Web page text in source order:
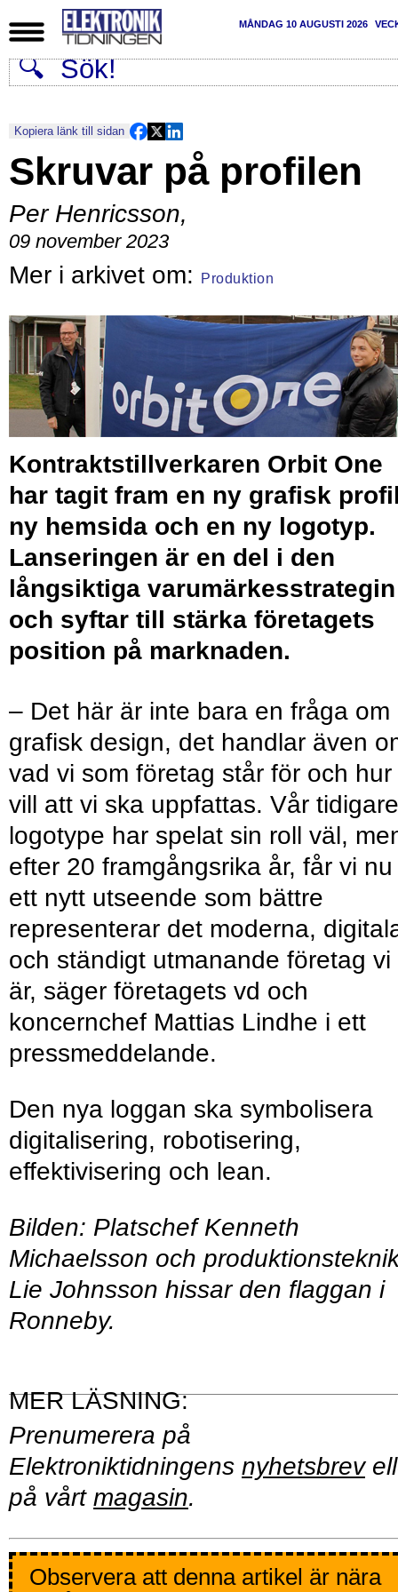
MÅNDAG 10 AUGUSTI 2026
Kopiera länk till sidan
Skruvar på profilen
Per Henricsson,
09 november 2023
Produktion
Kontraktstillverkaren Orbit One
har tagit fram en ny grafisk
ny hemsida och en ny logotyp.
Lanseringen är en del i den
långsiktiga varumärkesstrategin
och syftar till stärka företagets
position på marknaden.
– Det här är inte bara en fråga om
grafisk design, det handlar även
vad vi som företag står för och hur
vill att vi ska uppfattas. Vår tidigare
logotype har spelat sin roll väl,
efter 20 framgångsrika år, får vi nu
ett nytt utseende som bättre
representerar det moderna,
och ständigt utmanande företag vi
är, säger företagets vd och
koncernchef Mattias Lindhe i ett
pressmeddelande.
Den nya loggan ska symbolisera
digitalisering, robotisering,
effektivisering och lean.
Bilden: Platschef Kenneth
Michaelsson och
Lie Johnsson hissar den flaggan i
Ronneby.
Prenumerera på
Elektroniktidningens nyhetsbrev
på vårt magasin.
Observera att denna artikel är nära